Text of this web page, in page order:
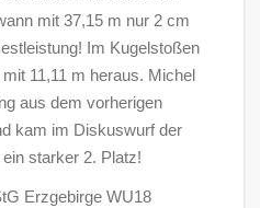
mit 37,15 m nur 2 cm
Im Kugelstoßen
11,11 m heraus. Michel
aus dem vorherigen
kam im Diskuswurf der
starker 2. Platz!
Erzgebirge WU18